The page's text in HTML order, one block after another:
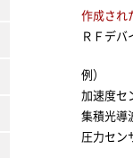
作成され
ＲＦデ
例）
加速度セ
集積光導
圧力セン